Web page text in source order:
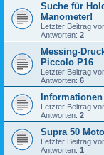
Suche für
Manometer!
Letzter Beitrag
Antworten: 2
Messing-
Piccolo P16
Letzter Beitrag
Antworten: 6
Letzter Beitrag
Antworten: 2
Supra 50
Letzter Beitrag
Antworten: 1